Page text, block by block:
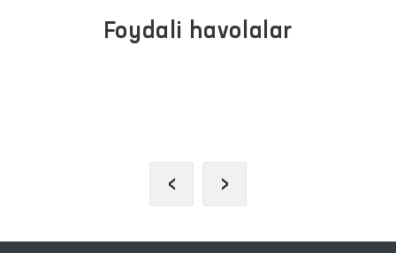
Foydali havolalar
‹ ›